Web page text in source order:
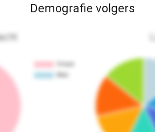
Demografie volgers